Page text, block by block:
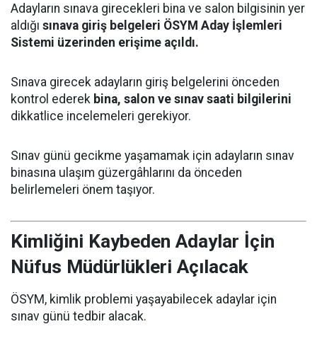
Adayların sınava girecekleri bina ve salon bilgisinin yer
aldığı sınava giriş belgeleri ÖSYM Aday İşlemleri
Sistemi üzerinden erişime açıldı.
Sınava girecek adayların giriş belgelerini önceden
kontrol ederek bina, salon ve sınav saati bilgilerini
dikkatlice incelemeleri gerekiyor.
Sınav günü gecikme yaşamamak için adayların sınav
binasına ulaşım güzergâhlarını da önceden
belirlemeleri önem taşıyor.
Kimliğini Kaybeden Adaylar İçin
Nüfus Müdürlükleri Açılacak
ÖSYM, kimlik problemi yaşayabilecek adaylar için
sınav günü tedbir alacak.